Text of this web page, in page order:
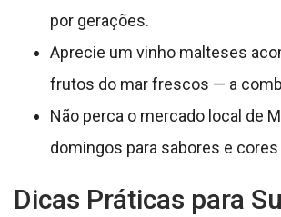
por gerações.
Aprecie um vinho malteses
frutos do mar frescos — a
Não perca o mercado local de
domingos para sabores e cores
Dicas Práticas para